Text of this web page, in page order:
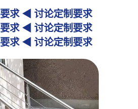
求 ◀ 讨论定制要求
求 ◀ 讨论定制要求
求 ◀ 讨论定制要求